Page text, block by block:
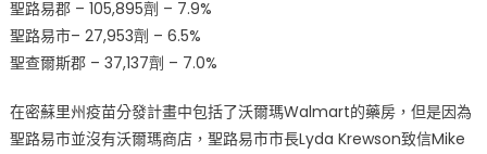
聖路易郡 – 105,895劑 – 7.9%
聖路易市– 27,953劑 – 6.5%
聖查爾斯郡 – 37,137劑 – 7.0%
在密蘇里州疫苗分發計畫中包括了沃爾瑪Walmart的藥房，但是因為
聖路易市並沒有沃爾瑪商店，聖路易市市長Lyda Krewson致信Mike